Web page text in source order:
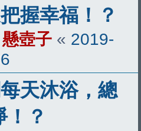
握幸福！？
懸壺子 « 2019-
天沐浴，總
！？